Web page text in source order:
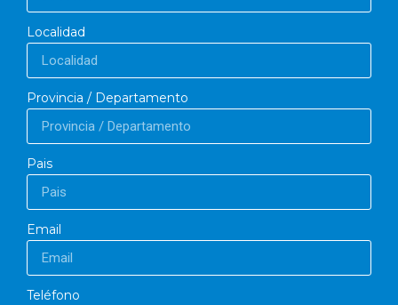
Localidad
Provincia / Departamento
Pais
Email
Teléfono